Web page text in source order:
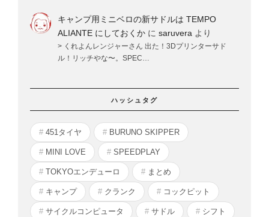
キャンプ用ミニベロの新サドルは TEMPO
ALIANTE にしておくかに saruveraより
> くれよんレンジャーさん 出た！3Dプリンターサド
ル！リッチやな〜。SPEC…
ハッシュタグ
451タイヤ BURUNO SKIPPER
MINI LOVE SPEEDPLAY
TOKYOエンデューロ まとめ
キャンプ クランク コックピット
サイクルコンピュータ サドル シフト